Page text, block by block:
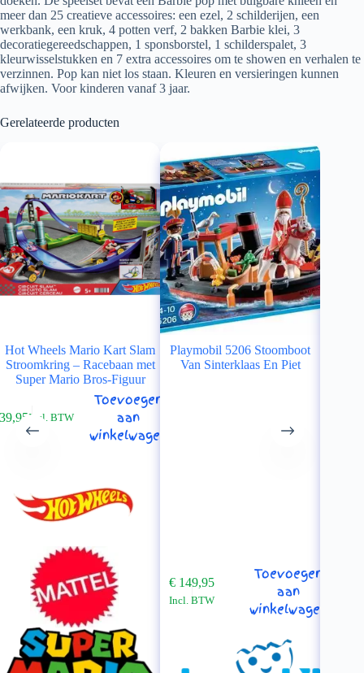
meer dan 25 creatieve accessoires: een ezel, 2 schilderijen, een
werkbank, een kruk, 4 potten verf, 2 bakken Barbie klei, 3
decoratiegereedschappen, 1 sponsborstel, 1 schilderspalet, 3
kleurwisselstukken en 7 extra accessoires om te showen en verhalen te
verzinnen. Pop kan niet los staan. Kleuren en versieringen kunnen
afwijken. Voor kinderen vanaf 3 jaar.
Gerelateerde producten
Hot Wheels Mario Kart Slam
Stroomkring – Racebaan met
Super Mario Bros-Figuur
Incl. BTW
Toevoegen
aan
winkelwagen
Playmobil 5206 Stoomboot
Van Sinterklaas En Piet
€ 149,95
Incl. BTW
Toevoegen
aan
winkelwagen